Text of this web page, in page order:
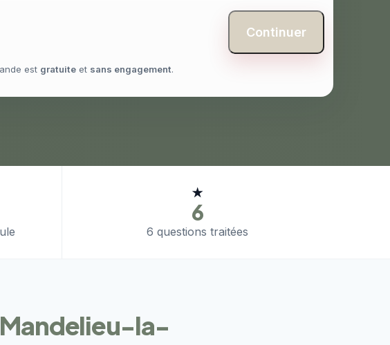
Continuer
est gratuite et sans engagement.
★
6
6 questions traitées
la-